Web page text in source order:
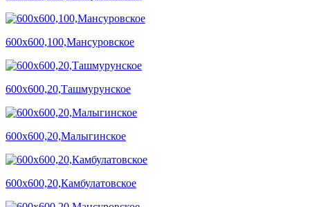
600х600,100,Мансуровское
600х600,20,Ташмурунское
600х600,20,Малыгинское
600х600,20,Камбулатовское